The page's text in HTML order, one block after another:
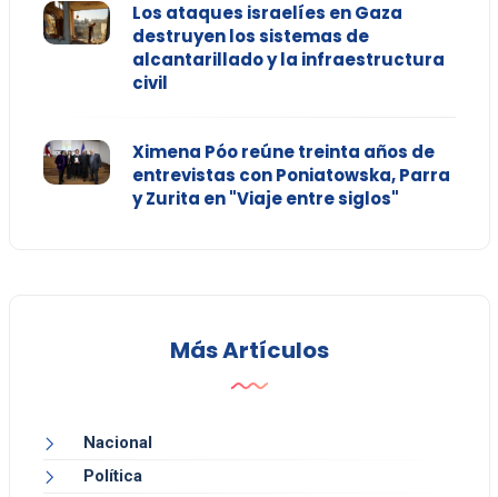
Los ataques israelíes en Gaza
destruyen los sistemas de
alcantarillado y la infraestructura
civil
Ximena Póo reúne treinta años de
entrevistas con Poniatowska, Parra
y Zurita en "Viaje entre siglos"
Más Artículos
Nacional
Política